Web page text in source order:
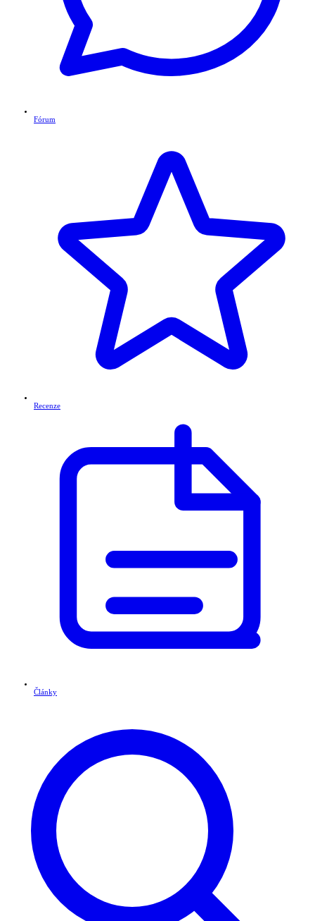
Fórum
Recenze
Články